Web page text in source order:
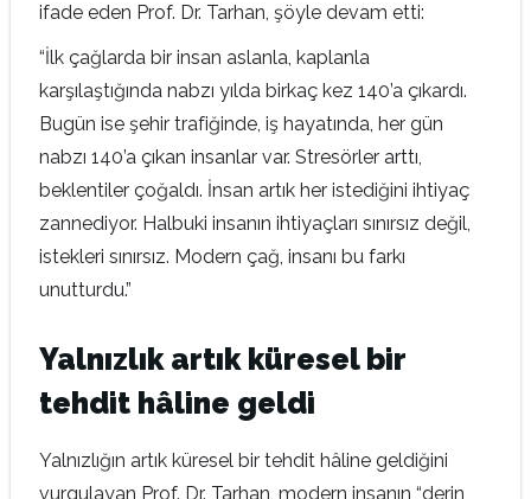
ifade eden Prof. Dr. Tarhan, şöyle devam etti:
“İlk çağlarda bir insan aslanla, kaplanla
karşılaştığında nabzı yılda birkaç kez 140’a çıkardı.
Bugün ise şehir trafiğinde, iş hayatında, her gün
nabzı 140’a çıkan insanlar var. Stresörler arttı,
beklentiler çoğaldı. İnsan artık her istediğini ihtiyaç
zannediyor. Halbuki insanın ihtiyaçları sınırsız değil,
istekleri sınırsız. Modern çağ, insanı bu farkı
unutturdu.”
Yalnızlık artık küresel bir
tehdit hâline geldi
Yalnızlığın artık küresel bir tehdit hâline geldiğini
vurgulayan Prof. Dr. Tarhan, modern insanın “derin